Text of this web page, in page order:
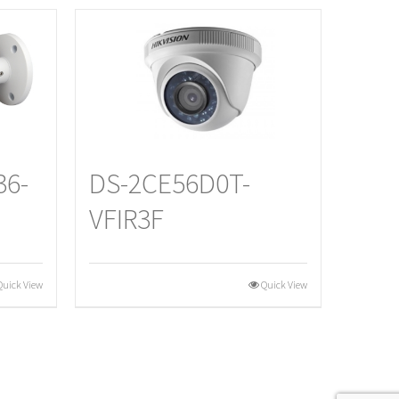
View
DS-2CE56D0T-
VFIR3F
Quick View